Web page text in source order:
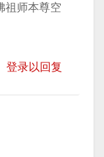
祖师本尊空
登录以回复